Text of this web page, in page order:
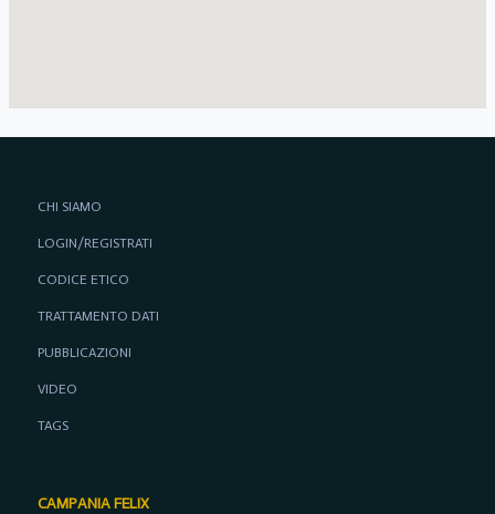
CHI SIAMO
LOGIN/REGISTRATI
CODICE ETICO
TRATTAMENTO DATI
PUBBLICAZIONI
VIDEO
TAGS
CAMPANIA FELIX